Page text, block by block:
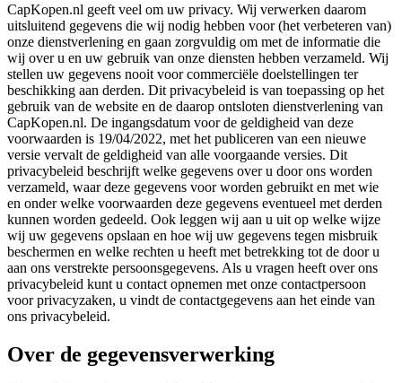
CapKopen.nl geeft veel om uw privacy. Wij verwerken daarom
uitsluitend gegevens die wij nodig hebben voor (het verbeteren van)
onze dienstverlening en gaan zorgvuldig om met de informatie die
wij over u en uw gebruik van onze diensten hebben verzameld. Wij
stellen uw gegevens nooit voor commerciële doelstellingen ter
beschikking aan derden. Dit privacybeleid is van toepassing op het
gebruik van de website en de daarop ontsloten dienstverlening van
CapKopen.nl. De ingangsdatum voor de geldigheid van deze
voorwaarden is 19/04/2022, met het publiceren van een nieuwe
versie vervalt de geldigheid van alle voorgaande versies. Dit
privacybeleid beschrijft welke gegevens over u door ons worden
verzameld, waar deze gegevens voor worden gebruikt en met wie
en onder welke voorwaarden deze gegevens eventueel met derden
kunnen worden gedeeld. Ook leggen wij aan u uit op welke wijze
wij uw gegevens opslaan en hoe wij uw gegevens tegen misbruik
beschermen en welke rechten u heeft met betrekking tot de door u
aan ons verstrekte persoonsgegevens. Als u vragen heeft over ons
privacybeleid kunt u contact opnemen met onze contactpersoon
voor privacyzaken, u vindt de contactgegevens aan het einde van
ons privacybeleid.
Over de gegevensverwerking